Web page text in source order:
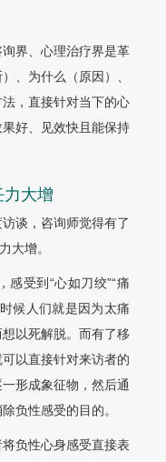
界、心理治疗界是革
、为什么（原因）、
，直接针对当下的心
好、见效快且能保持
力大增
谈，咨询师觉得有了
大增。
受到“心如刀绞”“痛
候人们就是因为太痛
以死解脱。而有了移
以直接针对来访者的
形成象征物，然后通
负性感受的目的。
负性心身感受直接表